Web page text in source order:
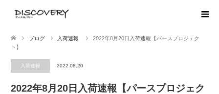
ブログ 入荷速報
2022年8月20日入荷速報【パースプロジェク
ト】
入荷速報 2022.08.20
2022年8月20日入荷速報【パースプロジェク